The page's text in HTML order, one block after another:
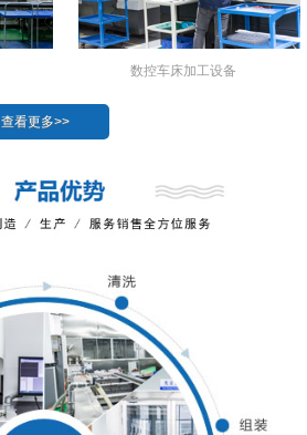
数控车床加工设备
查看更多>>